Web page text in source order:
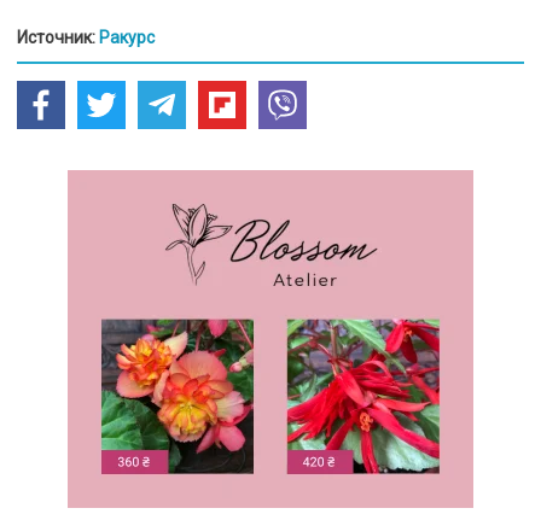
Источник: Ракурс